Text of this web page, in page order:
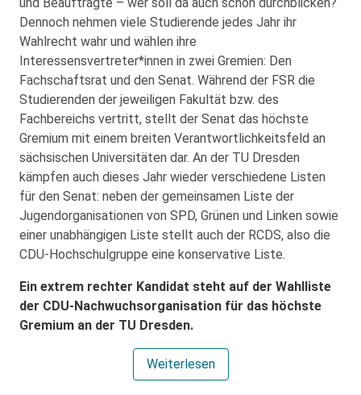
Dennoch nehmen viele Studierende jedes Jahr ihr
Wahlrecht wahr und wählen ihre
Interessensvertreter*innen in zwei Gremien: Den
Fachschaftsrat und den Senat. Während der FSR die
Studierenden der jeweiligen Fakultät bzw. des
Fachbereichs vertritt, stellt der Senat das höchste
Gremium mit einem breiten Verantwortlichkeitsfeld an
sächsischen Universitäten dar. An der TU Dresden
kämpfen auch dieses Jahr wieder verschiedene Listen
für den Senat: neben der gemeinsamen Liste der
Jugendorganisationen von SPD, Grünen und Linken sowie
einer unabhängigen Liste stellt auch der RCDS, also die
CDU-Hochschulgruppe eine konservative Liste.
Ein extrem rechter Kandidat steht auf der Wahlliste
der CDU-Nachwuchsorganisation für das höchste
Gremium an der TU Dresden.
Weiterlesen